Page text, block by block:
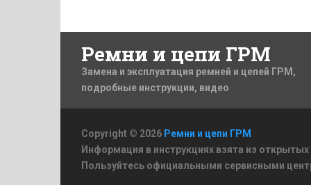
Ремни и цепи ГРМ
Замена и эксплуатация ремней и цепей ГРМ,
подробные инструкции, видео
Copyright © 2026 Ремни и цепи ГРМ
Информация в инструкциях взята из
Пользуйтесь официальными сервисными